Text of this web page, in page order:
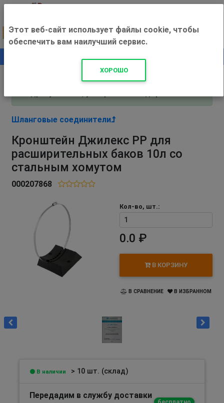
+500 ₽
Внимание! С 3 августа магазин работает по
Шланговые соединители
Кронштейн Джилекс РР для
расширительных баков 10л со
стальным хомутом
000207868
Кол-во, шт.:
0.0 ₽
В КОРЗИНУ
В СРАВНЕНИЕ В ИЗБРАННОМ
В наличии > 10 шт. (склад)
Передадим в службу доставки
Этот веб-сайт использует файлы cookie, чтобы
обеспечить вам наилучший сервис.
ХОРОШО